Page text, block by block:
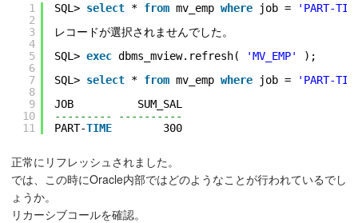
1
2
3
4
5
6
7
8
9
10
11
SQL> select * from mv_emp where job =
'PART-
レコードが選択されませんでした。
SQL> exec dbms_mview.refresh( 'MV_EMP'
);
SQL> select * from mv_emp where job =
'PART-
JOB          SUM_SAL
--------- ----------
PART-TIME 300
正常にリフレッシュされました。
では、この時にOracle内部ではどのようなことが行われているでし
ょうか。
リカーシブコールを確認。